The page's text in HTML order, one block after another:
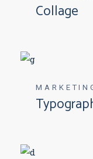
Collage